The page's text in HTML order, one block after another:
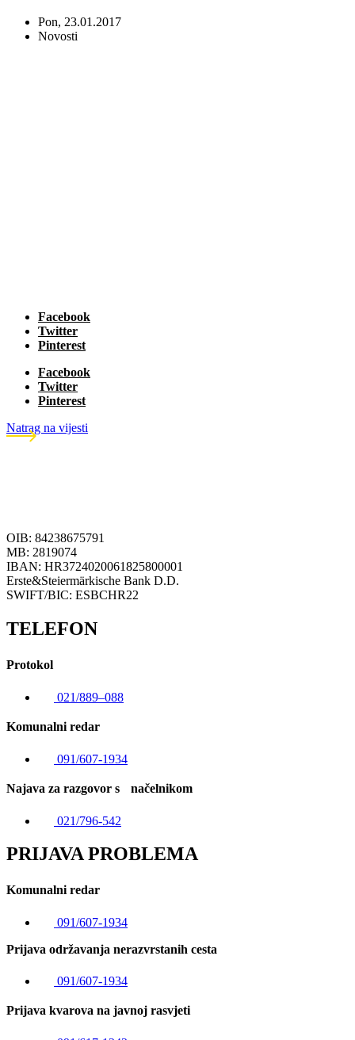
Pon, 23.01.2017
Novosti
Facebook
Twitter
Pinterest
Facebook
Twitter
Pinterest
Natrag na vijesti
OIB: 84238675791
MB: 2819074
IBAN: HR3724020061825800001
Erste&Steiermärkische Bank D.D.
SWIFT/BIC: ESBCHR22
TELEFON
Protokol
021/889–088
Komunalni redar
091/607-1934
Najava za razgovor s načelnikom
021/796-542
PRIJAVA PROBLEMA
Komunalni redar
091/607-1934
Prijava održavanja nerazvrstanih cesta
091/607-1934
Prijava kvarova na javnoj rasvjeti